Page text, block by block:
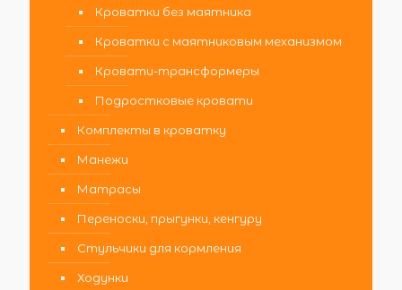
Кроватки без маятника
Кроватки с маятниковым механизмом
Кровати-трансформеры
Подростковые кровати
Комплекты в кроватку
Манежи
Матрасы
Переноски, прыгунки, кенгуру
Стульчики для кормления
Ходунки